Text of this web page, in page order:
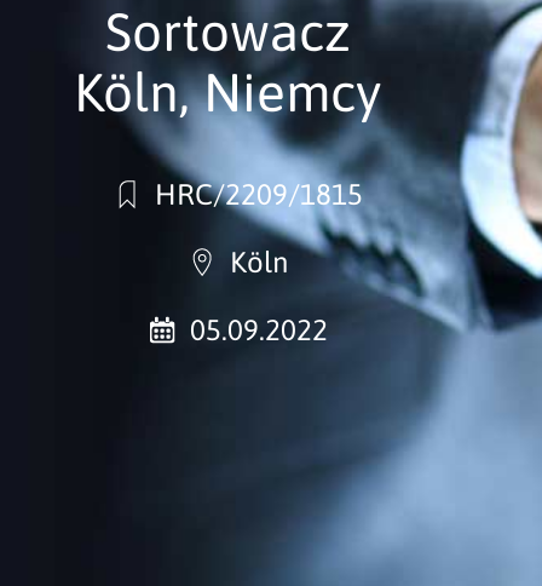
Sortowacz
Köln, Niemcy
HRC/2209/1815
Köln
05.09.2022